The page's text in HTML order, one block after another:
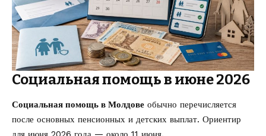
Социальная помощь в июне 2026
Социальная помощь в Молдове обычно перечисляется
после основных пенсионных и детских выплат. Ориентир